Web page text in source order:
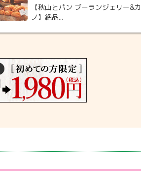
【秋山とパン ブーランジェリー&
ノ】絶品...